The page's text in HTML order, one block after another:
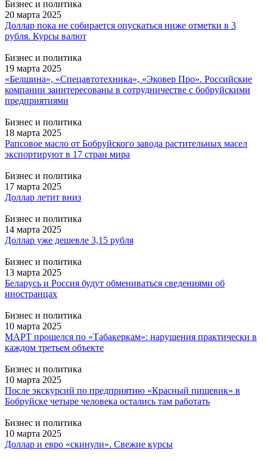
Бизнес и политика
20 марта 2025
Доллар пока не собирается опускаться ниже отметки в 3
рубля. Курсы валют
Бизнес и политика
19 марта 2025
«Белшина», «Спецавтотехника», «Эковер Про». Российские
компании заинтересованы в сотрудничестве с бобруйскими
предприятиями
Бизнес и политика
18 марта 2025
Рапсовое масло от Бобруйского завода растительных масел
экспортируют в 17 стран мира
Бизнес и политика
17 марта 2025
Доллар летит вниз
Бизнес и политика
14 марта 2025
Доллар уже дешевле 3,15 рубля
Бизнес и политика
13 марта 2025
Беларусь и Россия будут обмениваться сведениями об
иностранцах
Бизнес и политика
10 марта 2025
МАРТ прошелся по «Табакеркам»: нарушения практически в
каждом третьем объекте
Бизнес и политика
10 марта 2025
После экскурсий по предприятию «Красный пищевик» в
Бобруйске четыре человека остались там работать
Бизнес и политика
10 марта 2025
Доллар и евро «скинули». Свежие курсы